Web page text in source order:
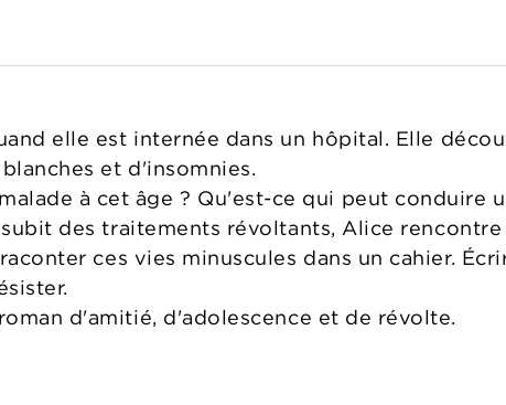
elle est internée dans un hôpital. Elle
et d'insomnies.
à cet âge ? Qu'est-ce qui peut conduire
des traitements révoltants, Alice
ces vies minuscules dans un cahier.
d'amitié, d'adolescence et de révolte.